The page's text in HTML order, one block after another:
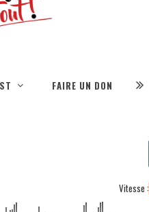
FAIRE UN DON
Vitesse :